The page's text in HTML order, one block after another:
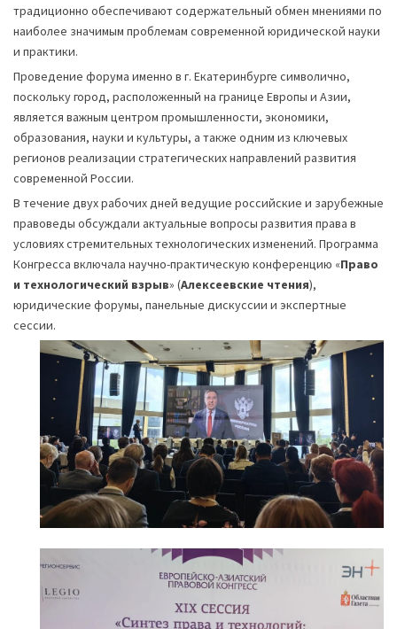
традиционно обеспечивают содержательный обмен мнениями по
наиболее значимым проблемам современной юридической науки
и практики.
Проведение форума именно в г. Екатеринбурге символично,
поскольку город, расположенный на границе Европы и Азии,
является важным центром промышленности, экономики,
образования, науки и культуры, а также одним из ключевых
регионов реализации стратегических направлений развития
современной России.
В течение двух рабочих дней ведущие российские и зарубежные
правоведы обсуждали актуальные вопросы развития права в
условиях стремительных технологических изменений. Программа
Конгресса включала научно-практическую конференцию «Право
и технологический взрыв» (Алексеевские чтения),
юридические форумы, панельные дискуссии и экспертные
сессии.